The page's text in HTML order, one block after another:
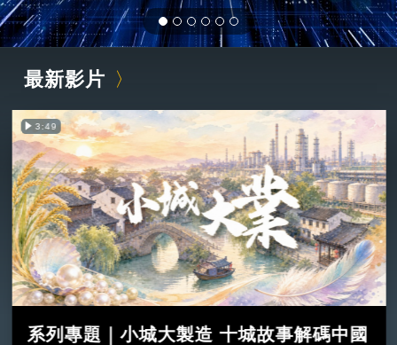
最新影片
3:49
系列專題｜小城大製造 十城故事解碼中國